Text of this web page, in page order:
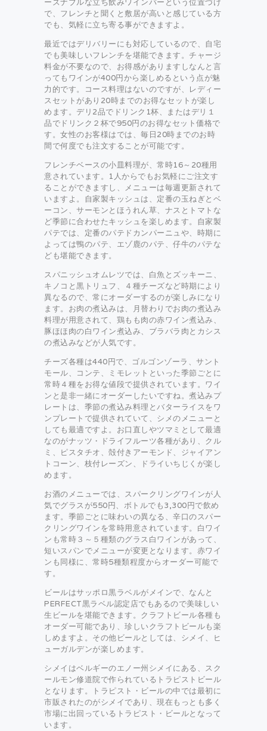
ーズナブルな立ち飲みワインバーという位置づけ
で、フレンチと聞くと敷居が高いと感じている方
でも、気軽に立ち寄る事ができますよ。
最近ではデリバリーにも対応しているので、自宅
でも美味しいフレンチを堪能できます。チャージ
料金が不要なので、お得感がありますしなんと言
ってもワインが400円から楽しめるという点が魅
力的です。コース料理はないのですが、レディー
スセットがあり20時までのお得なセットが楽し
めます。デリ2品でドリンク1杯、またはデリ１
品でドリンク２杯で950円のお得なセット価格で
す。女性のお客様はでは、毎日20時までのお時
間で何度でも注文することが可能です。
フレンチベースの小皿料理が、常時16～20種用
意されています。1人からでもお気軽にご注文す
ることができますし、メニューは毎週更新されて
いますよ。自家製キッシュは、定番の玉ねぎとベ
ーコン、サーモンとほうれん草、ナスとトマトな
ど季節に合わせたキッシュを楽しめます。自家製
パテでは、定番のパテドカンパーニュや、時期に
よっては鴨のパテ、エゾ鹿のパテ、仔牛のパテな
ども堪能できます。
スパニッシュオムレツでは、白魚とズッキーニ、
キノコと黒トリュフ、４種チーズなど時期により
異なるので、常にオーダーするのが楽しみになり
ます。お肉の煮込みは、月替わりでお肉の煮込み
料理が用意されて、鶏もも肉の赤ワイン煮込み、
豚ほほ肉の白ワイン煮込み、ブラバラ肉とカシス
の煮込みなどが人気です。
チーズ各種は440円で、ゴルゴンゾーラ、サント
モール、コンテ、ミモレットといった季節ごとに
常時４種をお得な値段で提供されています。ワイ
ンと是非一緒にオーダーしたいですね。煮込みプ
レートは、季節の煮込み料理とバターライスをワ
ンプレートで提供されていて、シメのメニューと
しても最適ですよ。お口直しやツマミとして最適
なのがナッツ・ドライフルーツ各種があり、クル
ミ、ピスタチオ、殻付きアーモンド、ジャイアン
トコーン、枝付レーズン、ドライいちじくが楽し
めます。
お酒のメニューでは、スパークリングワインが人
気でグラスが550円、ボトルでも3,300円で飲め
ます。季節ごとに味わいの異なる、辛口のスパー
クリングワインを常時用意されています。白ワイ
ンも常時３～５種類のグラス白ワインがあって、
短いスパンでメニューが変更となります。赤ワイ
ンも同様に、常時5種類程度からオーダー可能で
す。
ビールはサッポロ黒ラベルがメインで、なんと
PERFECT黒ラベル認定店でもあるので美味しい
生ビールを堪能できます。クラフトビール各種も
オーダー可能であり、珍しいクラフトビールも楽
しめますよ。その他ビールとしては、シメイ、ヒ
ューガルデンが楽しめます。
シメイはベルギーのエノー州シメイにある、スク
ールモン修道院で作られているトラピストビール
となります。トラピスト・ビールの中では最初に
市販されたのがシメイであり、現在もっとも多く
市場に出回っているトラピスト・ビールとなって
います。